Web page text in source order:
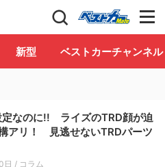
誌「ベストカー」 Club
新型 ベストカーチャンネル
定なのに!! ライズのTRD顔が迫
アリ！ 見逃せないTRDパーツ
日 / コラム